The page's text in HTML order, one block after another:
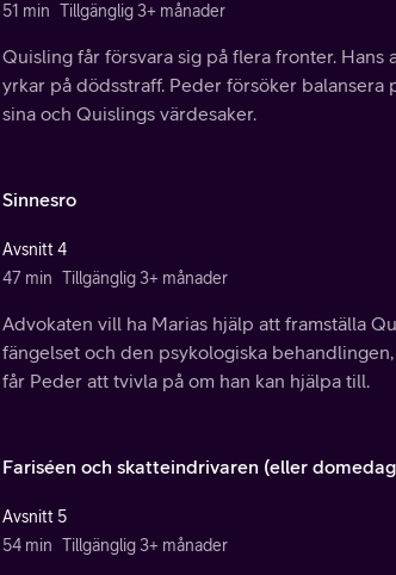
51 min Tillgänglig 3+ månader
Quisling får försvara sig på flera fronter. Hans
yrkar på dödsstraff. Peder försöker
sina och Quislings värdesaker.
Sinnesro
Avsnitt 4
47 min Tillgänglig 3+ månader
Advokaten vill ha Marias hjälp att framställa
fängelset och den psykologiska
får Peder att tvivla på om han kan hjälpa till.
Fariséen och skatteindrivaren (eller
Avsnitt 5
54 min Tillgänglig 3+ månader